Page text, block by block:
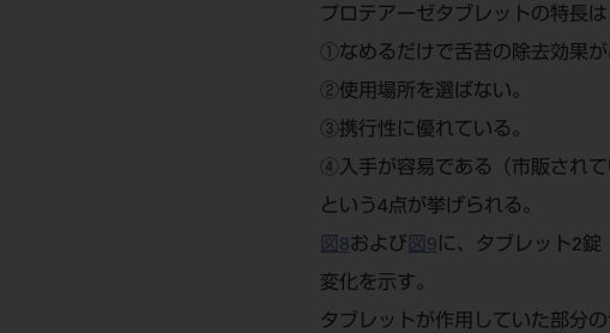
プロテアーゼタブレットの特長は
①なめるだけで舌苔の除去効果が
②使用場所を選ばない。
③携行性に優れている。
④入手が容易である（市販されて
という4点が挙げられる。
図8および 図9 に、タブレット2
変化を示す。
タブレットが作用していた部分